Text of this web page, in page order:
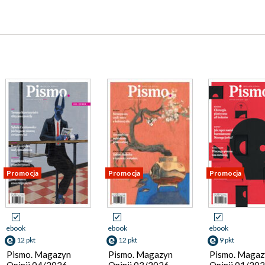
Promocja
ebook
12 pkt
Pismo. Magazyn
Promocja
ebook
12 pkt
Pismo. Magazyn
Promocja
ebook
9 pkt
Pismo.